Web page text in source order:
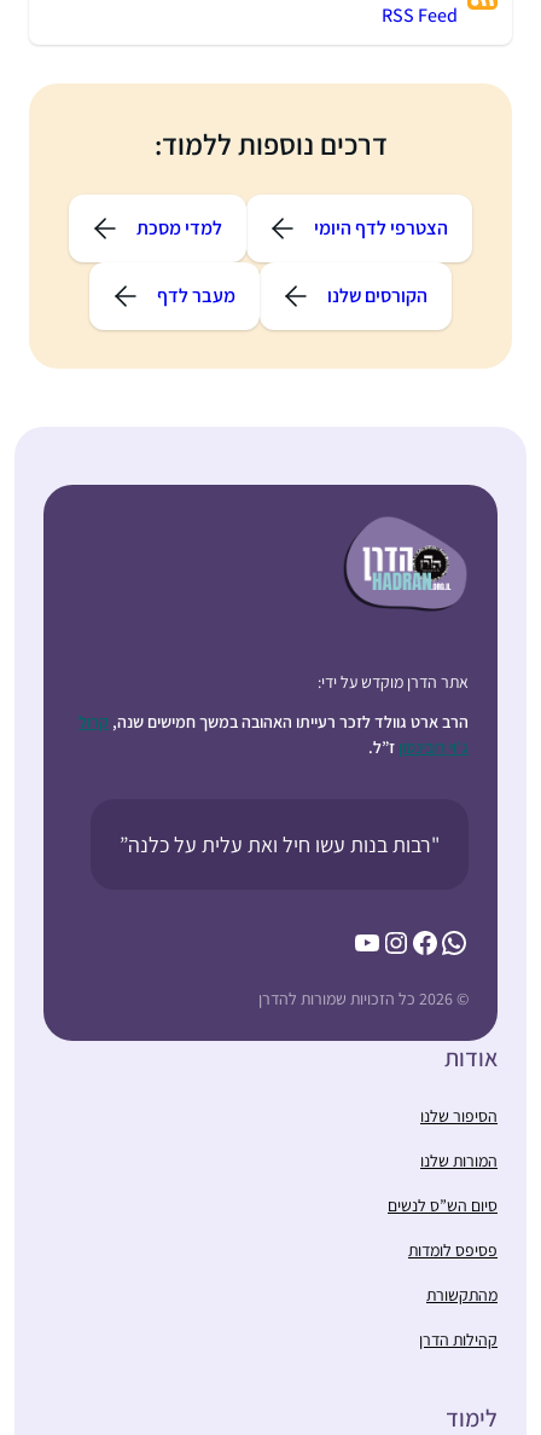
RSS Feed
דרכים נוספות ללמוד:
הצטרפי לדף היומי למדי מסכת
הקורסים שלנו מעבר לדף
אתר הדרן מוקדש על ידי:
הרב ארט גוולד לזכר רעייתו האהובה במשך חמישים שנה, קרול
ג’וי רובינסון ז”ל.
"רבות בנות עשו חיל ואת עלית על כלנה”
WhatsApp
Facebook
Instagram
YouTube
© 2026 כל הזכויות שמורות להדרן
אודות
הסיפור שלנו
המורות שלנו
סיום הש”ס לנשים
פסיפס לומדות
מהתקשורת
קהילות הדרן
לימוד